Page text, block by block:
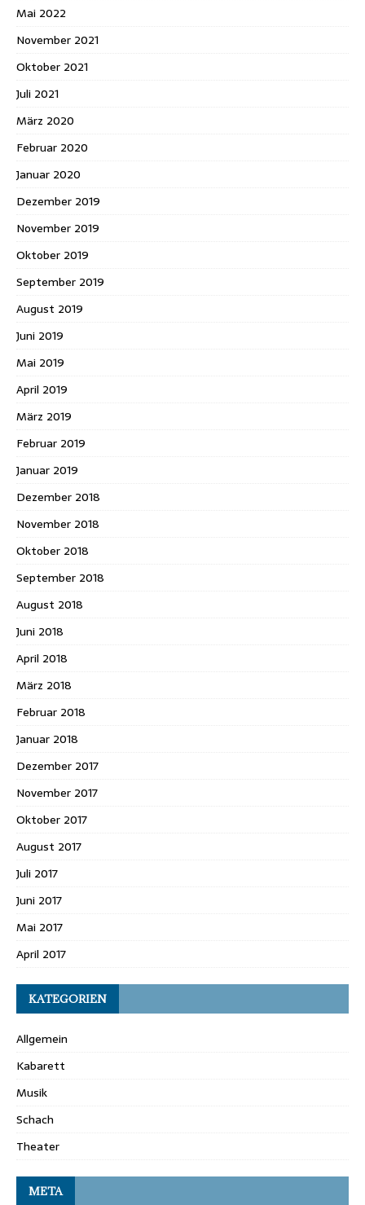
Mai 2022
November 2021
Oktober 2021
Juli 2021
März 2020
Februar 2020
Januar 2020
Dezember 2019
November 2019
Oktober 2019
September 2019
August 2019
Juni 2019
Mai 2019
April 2019
März 2019
Februar 2019
Januar 2019
Dezember 2018
November 2018
Oktober 2018
September 2018
August 2018
Juni 2018
April 2018
März 2018
Februar 2018
Januar 2018
Dezember 2017
November 2017
Oktober 2017
August 2017
Juli 2017
Juni 2017
Mai 2017
April 2017
KATEGORIEN
Allgemein
Kabarett
Musik
Schach
Theater
META